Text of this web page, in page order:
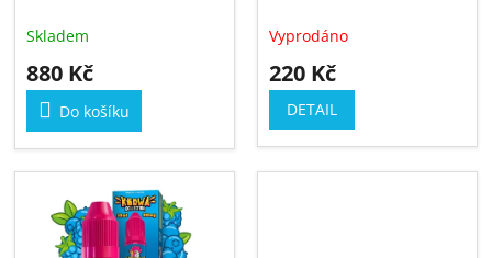
Skladem
880 Kč
Do košíku
Vyprodáno
220 Kč
DETAIL